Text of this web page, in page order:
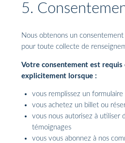
5.
Nous obtenons un
pour toute collecte de
Votre consentement est requis
explicitement lorsque :
vous remplissez un formulaire
vous achetez un billet ou
vous nous autorisez à utiliser
témoignages
vous vous abonnez à nos